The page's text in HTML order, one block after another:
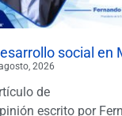
social en
2026
de
escrito por